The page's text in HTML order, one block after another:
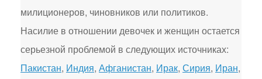
милиционеров, чиновников или политиков.
Насилие в отношении девочек и женщин остается
серьезной проблемой в следующих источниках:
Пакистан, Индия, Афганистан, Ирак, Сирия, Иран,